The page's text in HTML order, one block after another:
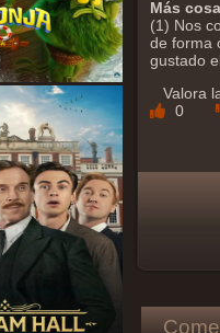
Más
(1) Nos
de forma
gustado
Valora
0